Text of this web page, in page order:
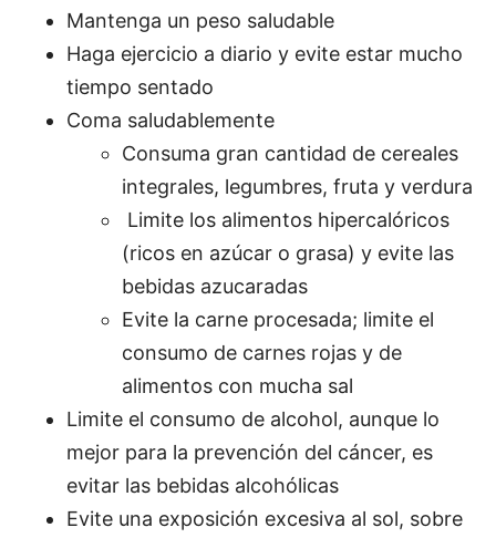
Mantenga un peso saludable
Haga ejercicio a diario y evite estar mucho
tiempo sentado
Coma saludablemente
Consuma gran cantidad de cereales
integrales, legumbres, fruta y verdura
Limite los alimentos hipercalóricos
(ricos en azúcar o grasa) y evite las
bebidas azucaradas
Evite la carne procesada; limite el
consumo de carnes rojas y de
alimentos con mucha sal
Limite el consumo de alcohol, aunque lo
mejor para la prevención del cáncer, es
evitar las bebidas alcohólicas
Evite una exposición excesiva al sol, sobre